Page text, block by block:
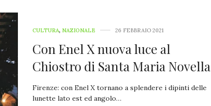
CULTURA, NAZIONALE 26 FEBBRAIO 2021
Con Enel X nuova luce al
Chiostro di Santa Maria Novella
Firenze: con Enel X tornano a splendere i dipinti delle
lunette lato est ed angolo…